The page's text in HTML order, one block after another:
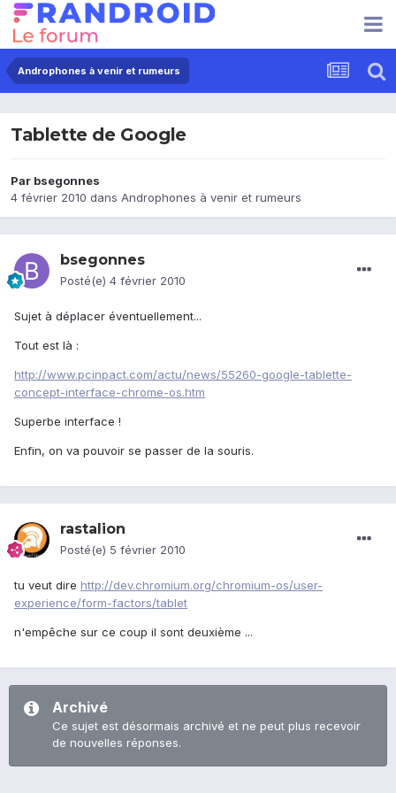
Androphones à venir et rumeurs
Tablette de Google
Par bsegonnes
4 février 2010 dans Androphones à venir et rumeurs
bsegonnes
Posté(e) 4 février 2010
Sujet à déplacer éventuellement...
Tout est là :
http://www.pcinpact.com/actu/news/55260-google-tablette-
concept-interface-chrome-os.htm
Superbe interface !
Enfin, on va pouvoir se passer de la souris.
rastalion
Posté(e) 5 février 2010
tu veut dire http://dev.chromium.org/chromium-os/user-
experience/form-factors/tablet
n'empêche sur ce coup il sont deuxième ...
Archivé
Ce sujet est désormais archivé et ne peut plus recevoir
de nouvelles réponses.